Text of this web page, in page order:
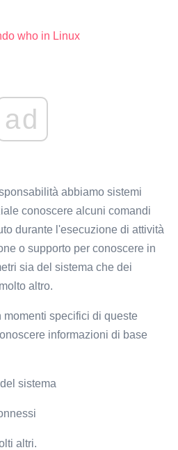
who in Linux
ad
abbiamo sistemi
conoscere alcuni comandi
durante l'esecuzione di attività
o supporto per conoscere in
sia del sistema che dei
altro.
momenti specifici di queste
informazioni di base
sistema
altri.